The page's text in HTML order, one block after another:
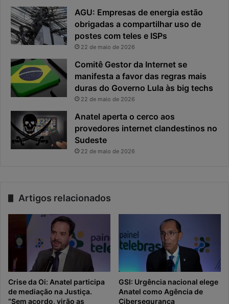
AGU: Empresas de energia estão
obrigadas a compartilhar uso de
postes com teles e ISPs
22 de maio de 2026
Comitê Gestor da Internet se
manifesta a favor das regras mais
duras do Governo Lula às big techs
22 de maio de 2026
Anatel aperta o cerco aos
provedores internet clandestinos no
Sudeste
22 de maio de 2026
Artigos relacionados
Crise da Oi: Anatel participa
de mediação na Justiça.
“Sem acordo, virão as
GSI: Urgência nacional elege
Anatel como Agência de
Cibersegurança